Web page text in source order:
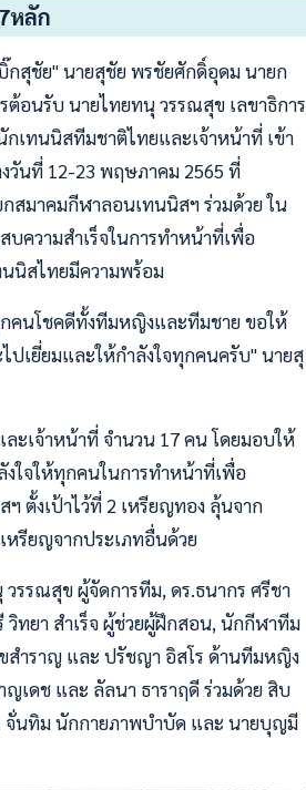
หลัก
สุชัย" นายสุชัย พรชัยศักดิ์อุดม นายก
อนรับ นายไทยทนุ วรรณสุข เลขาธิการ
เทนนิสทีมชาติไทยและเจ้าหน้าที่ เข้า
วันที่ 12-23 พฤษภาคม 2565 ที่
สมาคมกีฬาลอนเทนนิสฯ ร่วมด้วย ใน
ความสำเร็จในการทำหน้าที่เพื่อ
นิสไทยมีความพร้อม
คนโชคดีทั้งทีมหญิงและทีมชาย ขอให้
ปเยี่ยมและให้กำลังใจทุกคนครับ" นายสุ
เจ้าหน้าที่ จำนวน 17 คน โดยมอบให้
ใจให้ทุกคนในการทำหน้าที่เพื่อ
ตั้งเป้าไว้ที่ 2 เหรียญทอง ลุ้นจาก
หรียญจากประเภทอื่นด้วย
รรณสุข ผู้จัดการทีม, ดร.ธนากร ศรีชา
ยา สำเร็จ ผู้ช่วยผู้ฝึกสอน, นักกีฬาทีม
สำราญ และ ปรัชญา อิสโร ด้านทีมหญิง
เดช และ ลัลนา ธาราฤดี ร่วมด้วย สิบ
จั่นทิม นักกายภาพบำบัด และ นายบุญมี